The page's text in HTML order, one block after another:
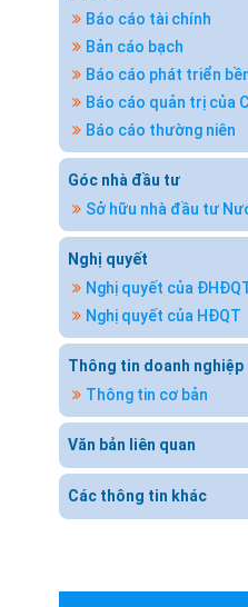
Báo cáo tài chính
Bản cáo bạch
Báo cáo phát triển
Báo cáo quản trị của
Báo cáo thường niên
Góc nhà đầu tư
Sở hữu nhà đầu tư
Nghị quyết
Nghị quyết của
Nghị quyết của HĐQT
Thông tin doanh nghiệp
Thông tin cơ bản
Văn bản liên quan
Các thông tin khác